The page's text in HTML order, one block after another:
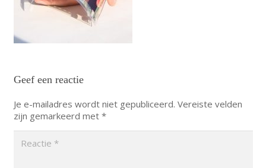
Geef een reactie
Je e-mailadres wordt niet gepubliceerd. Vereiste velden
zijn gemarkeerd met *